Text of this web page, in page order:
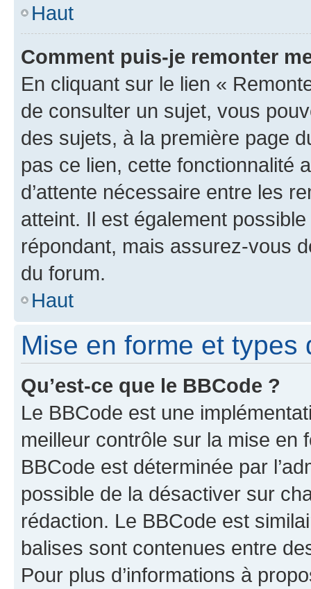
Haut
Comment puis-je remonter
En cliquant sur le lien «
de consulter un sujet, vous
des sujets, à la première page
pas ce lien, cette fonctionnalité
d’attente nécessaire entre les
atteint. Il est également
répondant, mais assurez-vous
du forum.
Haut
Mise en forme et types
Qu’est-ce que le BBCode ?
Le BBCode est une
meilleur contrôle sur la mise en
BBCode est déterminée par
possible de la désactiver sur
rédaction. Le BBCode est
balises sont contenues entre
Pour plus d’informations à